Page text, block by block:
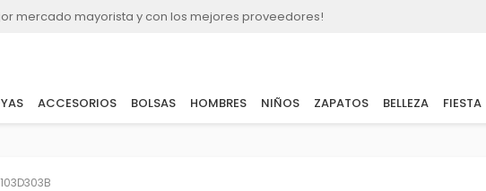
mercado mayorista y con los mejores proveedores!
ACCESORIOS BOLSAS HOMBRES NIÑOS ZAPATOS BELLEZA FIESTA